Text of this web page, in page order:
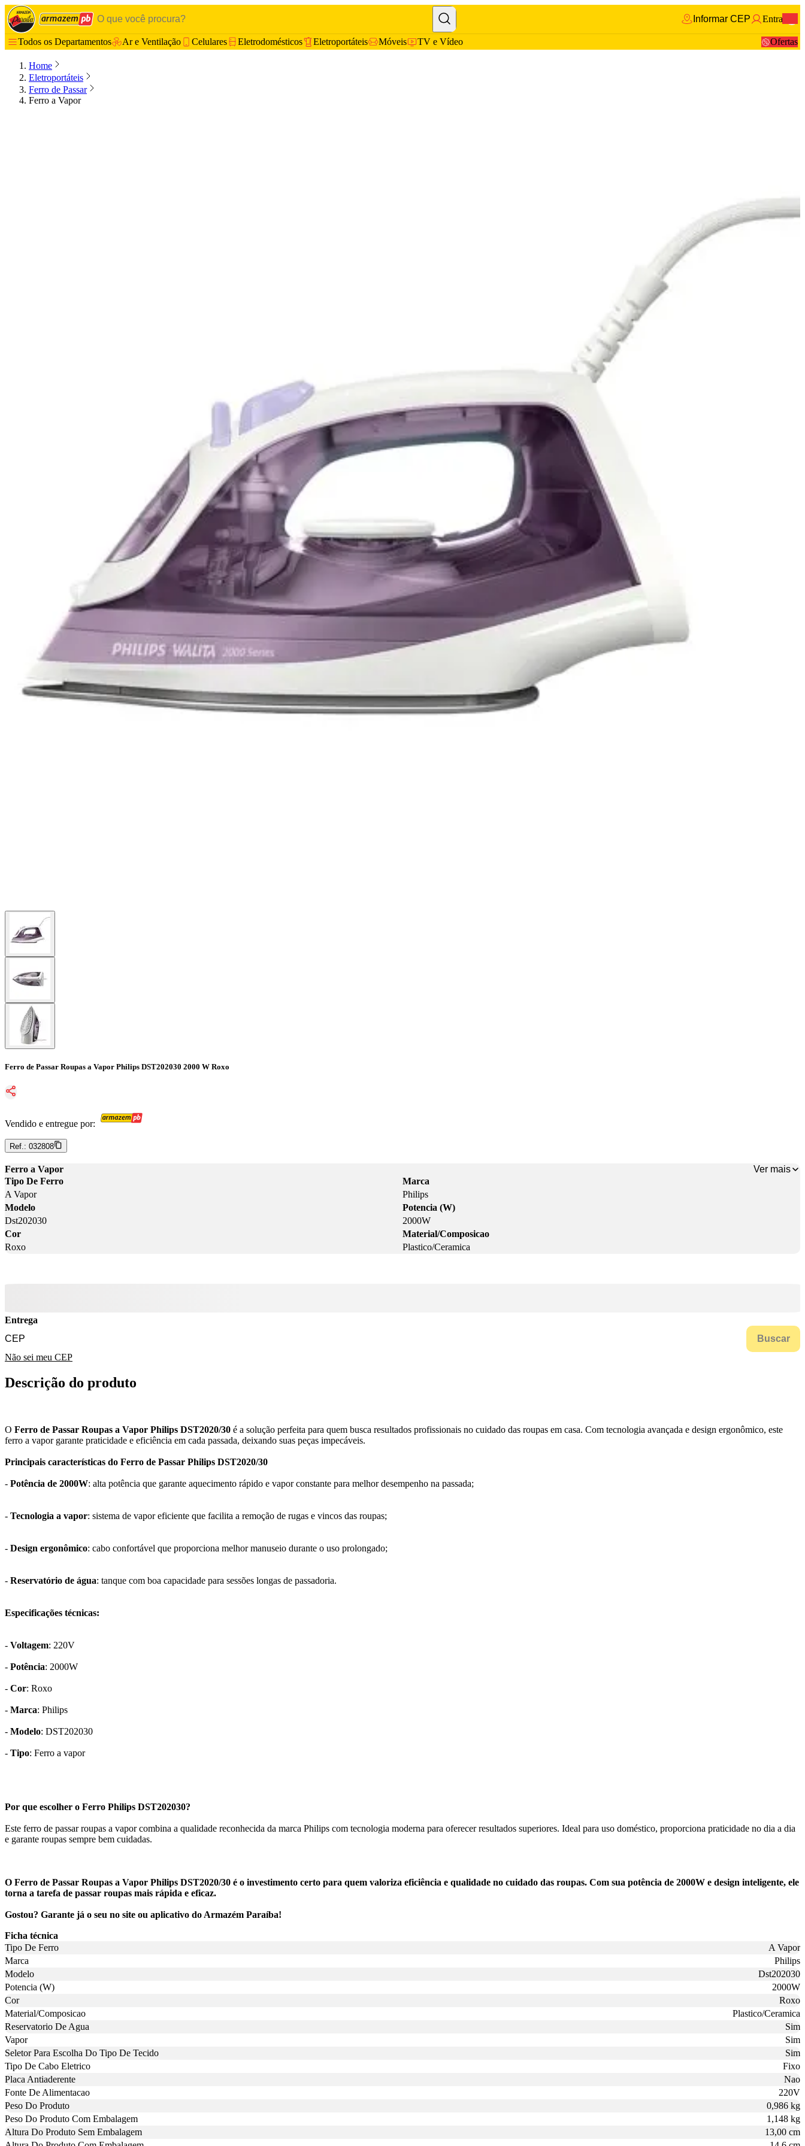
Informar CEP Entrar
Todos os Departamentos Ar e Ventilação Celulares Eletrodomésticos Eletroportáteis Móveis TV e Vídeo Ofertas
Home
Eletroportáteis
Ferro de Passar
Ferro a Vapor
Ferro de Passar Roupas a Vapor Philips DST202030 2000 W Roxo
Vendido e entregue por:
Ref.: 032808
Ferro a Vapor
Ver mais
Tipo De Ferro
A Vapor
Marca
Philips
Modelo
Dst202030
Potencia (W)
2000W
Cor
Roxo
Material/Composicao
Plastico/Ceramica
Entrega
Buscar
Não sei meu CEP
Descrição do produto
O Ferro de Passar Roupas a Vapor Philips DST2020/30 é a solução perfeita para quem busca resultados profissionais no cuidado das roupas em casa. Com tecnologia avançada e design ergonômico, este
ferro a vapor garante praticidade e eficiência em cada passada, deixando suas peças impecáveis.
Principais características do Ferro de Passar Philips DST2020/30
- Potência de 2000W: alta potência que garante aquecimento rápido e vapor constante para melhor desempenho na passada;
- Tecnologia a vapor: sistema de vapor eficiente que facilita a remoção de rugas e vincos das roupas;
- Design ergonômico: cabo confortável que proporciona melhor manuseio durante o uso prolongado;
- Reservatório de água: tanque com boa capacidade para sessões longas de passadoria.
Especificações técnicas:
- Voltagem: 220V
- Potência: 2000W
- Cor: Roxo
- Marca: Philips
- Modelo: DST202030
- Tipo: Ferro a vapor
Por que escolher o Ferro Philips DST202030?
Este ferro de passar roupas a vapor combina a qualidade reconhecida da marca Philips com tecnologia moderna para oferecer resultados superiores. Ideal para uso doméstico, proporciona praticidade no dia a dia
e garante roupas sempre bem cuidadas.
O Ferro de Passar Roupas a Vapor Philips DST2020/30 é o investimento certo para quem valoriza eficiência e qualidade no cuidado das roupas. Com sua potência de 2000W e design inteligente, ele
torna a tarefa de passar roupas mais rápida e eficaz.
Gostou? Garante já o seu no site ou aplicativo do Armazém Paraíba!
Ficha técnica
Tipo De Ferro
A Vapor
Marca
Philips
Modelo
Dst202030
Potencia (W)
2000W
Cor
Roxo
Material/Composicao
Plastico/Ceramica
Reservatorio De Agua
Sim
Vapor
Sim
Seletor Para Escolha Do Tipo De Tecido
Sim
Tipo De Cabo Eletrico
Fixo
Placa Antiaderente
Nao
Fonte De Alimentacao
220V
Peso Do Produto
0,986 kg
Peso Do Produto Com Embalagem
1,148 kg
Altura Do Produto Sem Embalagem
13,00 cm